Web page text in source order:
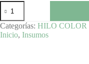
HILO
COLOR
GRANATE
N2
cantidad
Categorías: HILO COLOR
Inicio, Insumos